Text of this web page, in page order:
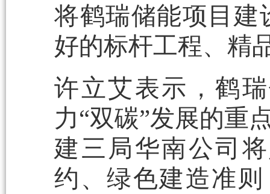
将鹤瑞储能项目建
好的标杆工程、精
许立艾表示，鹤
力“双碳”发展的重
建三局华南公司
约、绿色建造准